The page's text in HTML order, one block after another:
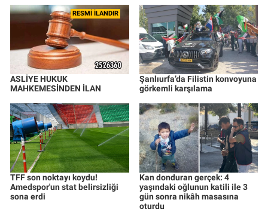
RESMİ İLANDIR
ASLİYE HUKUK
MAHKEMESİNDEN İLAN
Şanlıurfa’da Filistin konvoyuna
görkemli karşılama
TFF son noktayı koydu!
Amedspor'un stat belirsizliği
sona erdi
Kan donduran gerçek: 4
yaşındaki oğlunun katili ile 3
gün sonra nikâh masasına
oturdu